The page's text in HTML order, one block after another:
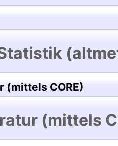
(mittels CORE)
(mittels